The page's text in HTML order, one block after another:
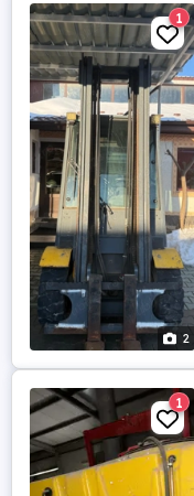
2
1
1